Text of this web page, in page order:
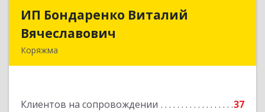
ИП Бондаренко Виталий
Вячеславович
Коряжма
Клиентов на сопровождении 37
ИП Бондаренко Виталий
Подробнее